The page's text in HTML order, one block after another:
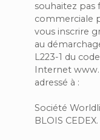
souhaitez
commerciale
vous inscrire
au
L223-1 du
Internet
adressé à :
Société
BLOIS CEDEX.